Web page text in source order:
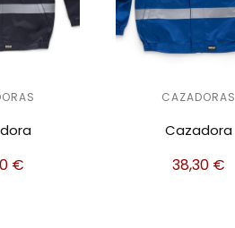
€
CAZADORAS
Cazadora
38,30 €